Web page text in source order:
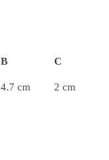
B C
4.7 cm 2 cm